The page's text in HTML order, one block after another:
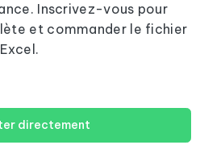
Inscrivez-vous pour
et commander le fichier
Excel.
directement